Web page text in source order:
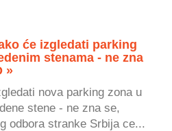
će izgledati parking
stenama - ne zna
»
nova parking zona u
stene - ne zna se,
odbora stranke Srbija ce...